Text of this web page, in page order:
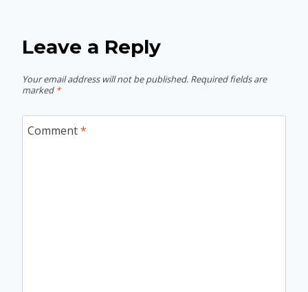
Leave a Reply
Your email address will not be published. Required fields are
marked *
Comment*